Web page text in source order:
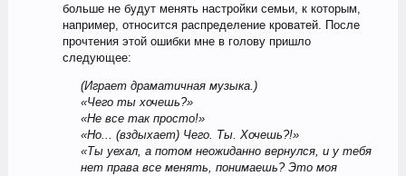
больше не будут менять настройки семьи, к которым,
например, относится распределение кроватей. После
прочтения этой ошибки мне в голову пришло
следующее:
(Играет драматичная музыка.)
«Чего ты хочешь?»
«Не все так просто!»
«Но... (вздыхает) Чего. Ты. Хочешь?!»
«Ты уехал, а потом неожиданно вернулся, и у тебя
нет права все менять, понимаешь? Это моя